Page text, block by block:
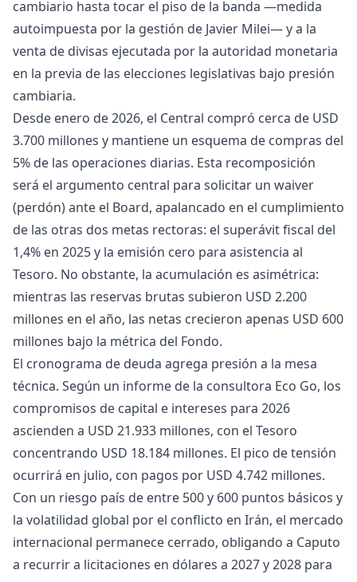
cambiario hasta tocar el piso de la banda —medida
autoimpuesta por la gestión de Javier Milei— y a la
venta de divisas ejecutada por la autoridad monetaria
en la previa de las elecciones legislativas bajo presión
cambiaria.
Desde enero de 2026, el Central compró cerca de USD
3.700 millones y mantiene un esquema de compras del
5% de las operaciones diarias. Esta recomposición
será el argumento central para solicitar un waiver
(perdón) ante el Board, apalancado en el cumplimiento
de las otras dos metas rectoras: el superávit fiscal del
1,4% en 2025 y la emisión cero para asistencia al
Tesoro. No obstante, la acumulación es asimétrica:
mientras las reservas brutas subieron USD 2.200
millones en el año, las netas crecieron apenas USD 600
millones bajo la métrica del Fondo.
El cronograma de deuda agrega presión a la mesa
técnica. Según un informe de la consultora Eco Go, los
compromisos de capital e intereses para 2026
ascienden a USD 21.933 millones, con el Tesoro
concentrando USD 18.184 millones. El pico de tensión
ocurrirá en julio, con pagos por USD 4.742 millones.
Con un riesgo país de entre 500 y 600 puntos básicos y
la volatilidad global por el conflicto en Irán, el mercado
internacional permanece cerrado, obligando a Caputo
a recurrir a licitaciones en dólares a 2027 y 2028 para